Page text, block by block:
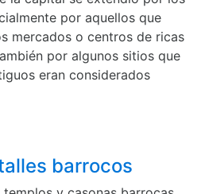
por aquellos que
mercados o centros de ricas
por algunos sitios que
eran considerados
barrocos